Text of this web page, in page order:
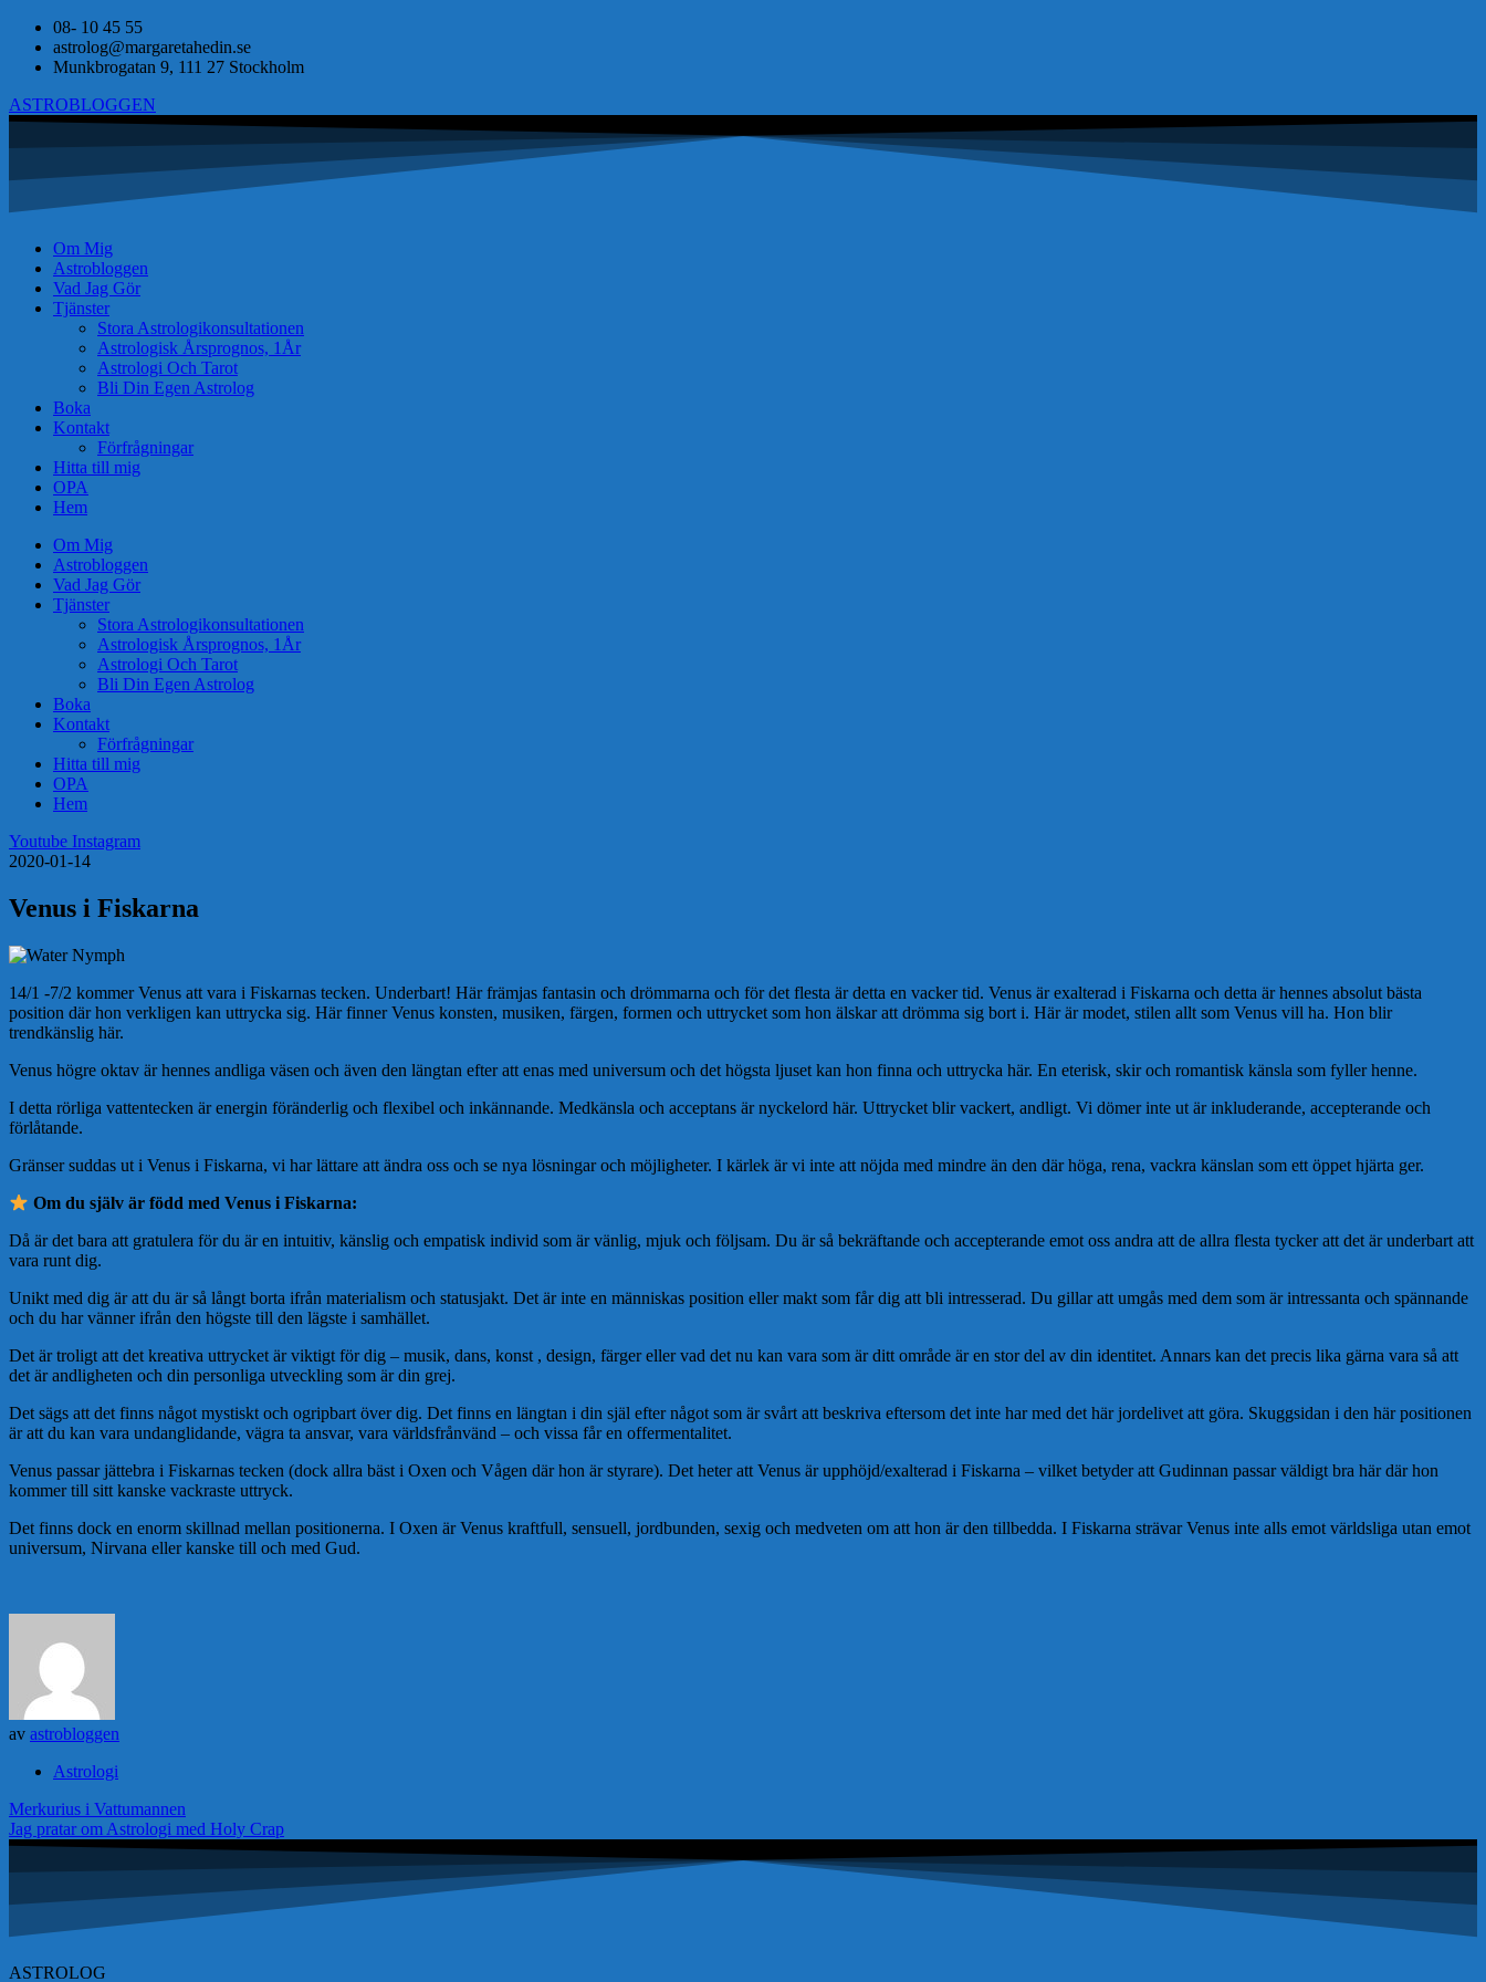
08- 10 45 55
astrolog@margaretahedin.se
Munkbrogatan 9, 111 27 Stockholm
ASTROBLOGGEN
Om Mig
Astrobloggen
Vad Jag Gör
Tjänster
Stora Astrologikonsultationen
Astrologisk Årsprognos, 1År
Astrologi Och Tarot
Bli Din Egen Astrolog
Boka
Kontakt
Förfrågningar
Hitta till mig
OPA
Hem
Om Mig
Astrobloggen
Vad Jag Gör
Tjänster
Stora Astrologikonsultationen
Astrologisk Årsprognos, 1År
Astrologi Och Tarot
Bli Din Egen Astrolog
Boka
Kontakt
Förfrågningar
Hitta till mig
OPA
Hem
Youtube Instagram
2020-01-14
Venus i Fiskarna
14/1 -7/2 kommer Venus att vara i Fiskarnas tecken. Underbart! Här främjas fantasin och drömmarna och för det flesta är detta en vacker tid. Venus är exalterad i Fiskarna och detta är hennes absolut bästa
position där hon verkligen kan uttrycka sig. Här finner Venus konsten, musiken, färgen, formen och uttrycket som hon älskar att drömma sig bort i. Här är modet, stilen allt som Venus vill ha. Hon blir
trendkänslig här.
Venus högre oktav är hennes andliga väsen och även den längtan efter att enas med universum och det högsta ljuset kan hon finna och uttrycka här. En eterisk, skir och romantisk känsla som fyller henne.
I detta rörliga vattentecken är energin föränderlig och flexibel och inkännande. Medkänsla och acceptans är nyckelord här. Uttrycket blir vackert, andligt. Vi dömer inte ut är inkluderande, accepterande och
förlåtande.
Gränser suddas ut i Venus i Fiskarna, vi har lättare att ändra oss och se nya lösningar och möjligheter. I kärlek är vi inte att nöjda med mindre än den där höga, rena, vackra känslan som ett öppet hjärta ger.
Om du själv är född med Venus i Fiskarna:
Då är det bara att gratulera för du är en intuitiv, känslig och empatisk individ som är vänlig, mjuk och följsam. Du är så bekräftande och accepterande emot oss andra att de allra flesta tycker att det är underbart att
vara runt dig.
Unikt med dig är att du är så långt borta ifrån materialism och statusjakt. Det är inte en människas position eller makt som får dig att bli intresserad. Du gillar att umgås med dem som är intressanta och spännande
och du har vänner ifrån den högste till den lägste i samhället.
Det är troligt att det kreativa uttrycket är viktigt för dig – musik, dans, konst , design, färger eller vad det nu kan vara som är ditt område är en stor del av din identitet. Annars kan det precis lika gärna vara så att
det är andligheten och din personliga utveckling som är din grej.
Det sägs att det finns något mystiskt och ogripbart över dig. Det finns en längtan i din själ efter något som är svårt att beskriva eftersom det inte har med det här jordelivet att göra. Skuggsidan i den här positionen
är att du kan vara undanglidande, vägra ta ansvar, vara världsfrånvänd – och vissa får en offermentalitet.
Venus passar jättebra i Fiskarnas tecken (dock allra bäst i Oxen och Vågen där hon är styrare). Det heter att Venus är upphöjd/exalterad i Fiskarna – vilket betyder att Gudinnan passar väldigt bra här där hon
kommer till sitt kanske vackraste uttryck.
Det finns dock en enorm skillnad mellan positionerna. I Oxen är Venus kraftfull, sensuell, jordbunden, sexig och medveten om att hon är den tillbedda. I Fiskarna strävar Venus inte alls emot världsliga utan emot
universum, Nirvana eller kanske till och med Gud.
av astrobloggen
Astrologi
Inläggsnavigering
Merkurius i Vattumannen
Jag pratar om Astrologi med Holy Crap
ASTROLOG